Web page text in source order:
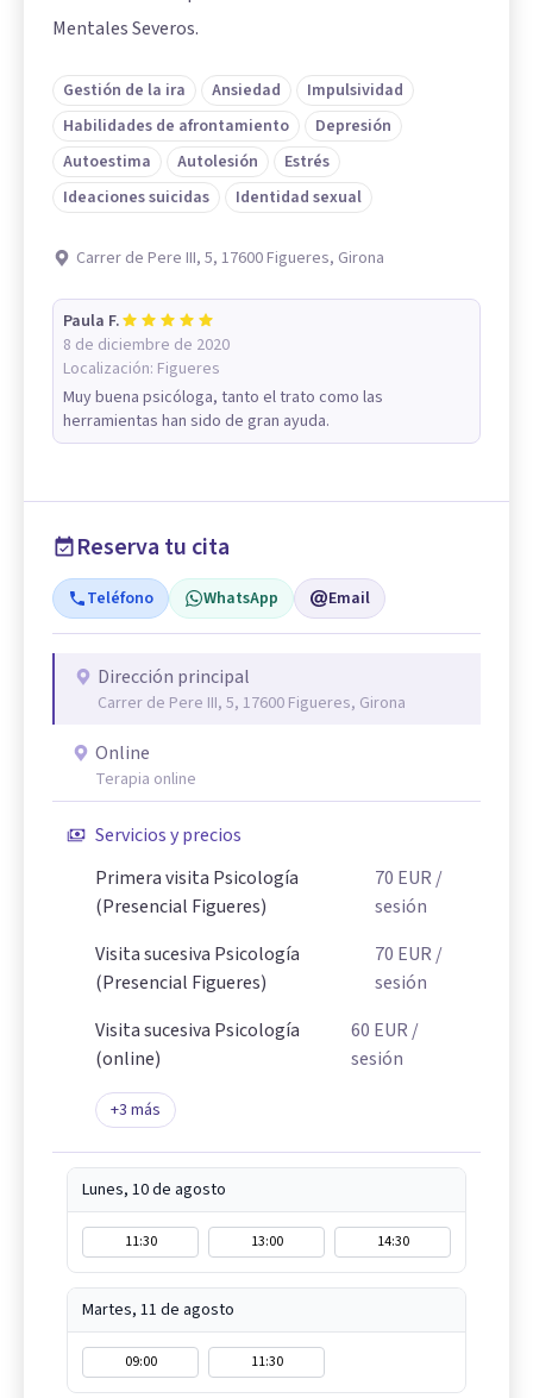
Mentales Severos.
Gestión de la ira Ansiedad
Impulsividad
Habilidades de afrontamiento
Depresión
Autoestima
Autolesión
Estrés
Ideaciones suicidas
Identidad sexual
Carrer de Pere III, 5, 17600 Figueres, Girona
Paula F.
8 de diciembre de 2020
Localización: Figueres
Muy buena psicóloga, tanto el trato como las
herramientas han sido de gran ayuda.
Reserva tu cita
Teléfono WhatsApp Email
Dirección principal
Carrer de Pere III, 5, 17600 Figueres, Girona
Online
Terapia online
Servicios y precios
Primera visita Psicología
(Presencial Figueres)
70 EUR /
sesión
Visita sucesiva Psicología
(Presencial Figueres)
70 EUR /
sesión
Visita sucesiva Psicología
(online)
60 EUR /
sesión
+3 más
Lunes, 10 de agosto
11:30 13:00 14:30
Martes, 11 de agosto
09:00 11:30